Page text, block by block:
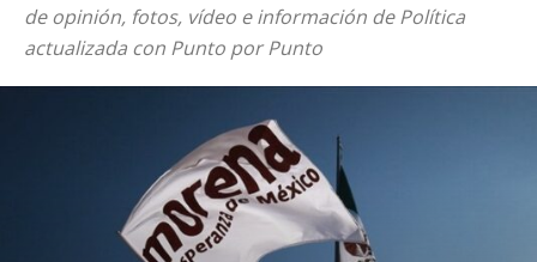
de opinión, fotos, vídeo e información de Política
actualizada con Punto por Punto